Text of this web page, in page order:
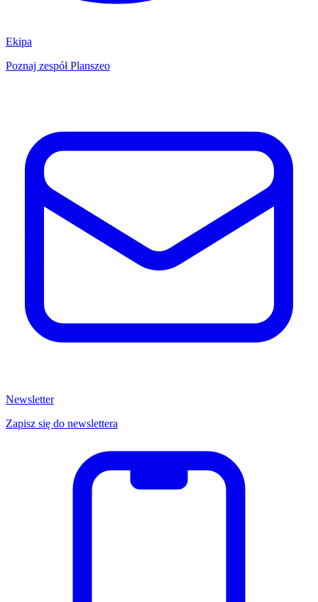
Ekipa
Poznaj zespół Planszeo
Newsletter
Zapisz się do newslettera